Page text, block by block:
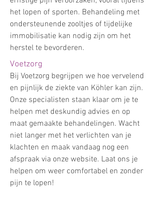
het lopen of sporten. Behandeling met
ondersteunende zooltjes of tijdelijke
immobilisatie kan nodig zijn om het
herstel te bevorderen.
Voetzorg
Bij Voetzorg begrijpen we hoe vervelend
en pijnlijk de ziekte van Köhler kan zijn.
Onze specialisten staan klaar om je te
helpen met deskundig advies en op
maat gemaakte behandelingen. Wacht
niet langer met het verlichten van je
klachten en maak vandaag nog een
afspraak via onze website. Laat ons je
helpen om weer comfortabel en zonder
pijn te lopen!​